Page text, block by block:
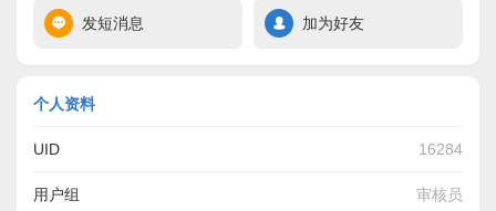
发短消息 加为好友
个人资料
UID 16284
用户组 审核员